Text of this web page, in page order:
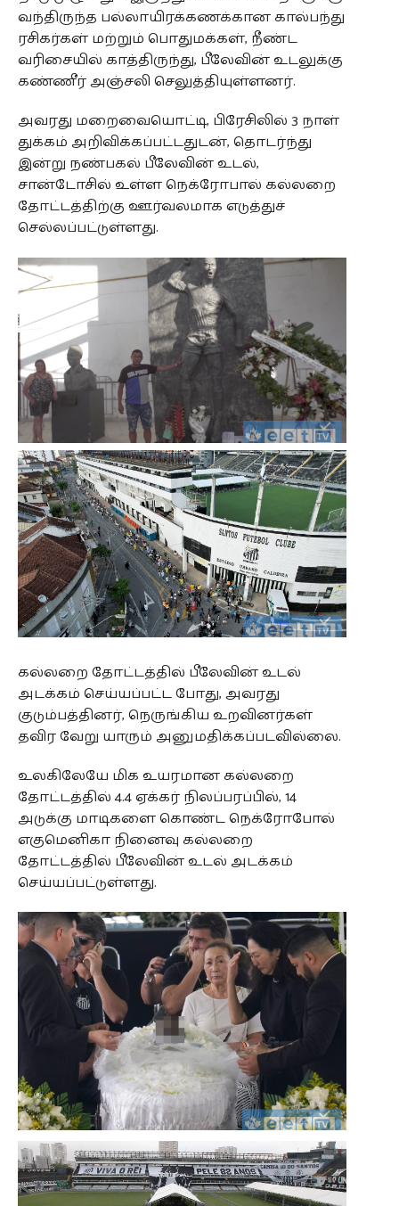
வந்திருந்த பல்லாயிரக்கணக்கான கால்பந்து
ரசிகர்கள் மற்றும் பொதுமக்கள், நீண்ட
வரிசையில் காத்திருந்து, பீலேவின் உடலுக்கு
கண்ணீர் அஞ்சலி செலுத்தியுள்ளனர்.
அவரது மறைவையொட்டி, பிரேசிலில் 3 நாள்
துக்கம் அறிவிக்கப்பட்டதுடன், தொடர்ந்து
இன்று நண்பகல் பீலேவின் உடல்,
சான்டோசில் உள்ள நெக்ரோபால் கல்லறை
தோட்டத்திற்கு ஊர்வலமாக எடுத்துச்
செல்லப்பட்டுள்ளது.
கல்லறை தோட்டத்தில் பீலேவின் உடல்
அடக்கம் செய்யப்பட்ட போது, அவரது
குடும்பத்தினர், நெருங்கிய உறவினர்கள்
தவிர வேறு யாரும் அனுமதிக்கப்படவில்லை.
உலகிலேயே மிக உயரமான கல்லறை
தோட்டத்தில் 4.4 ஏக்கர் நிலப்பரப்பில், 14
அடுக்கு மாடிகளை கொண்ட நெக்ரோபோல்
எகுமெனிகா நினைவு கல்லறை
தோட்டத்தில் பீலேவின் உடல் அடக்கம்
செய்யப்பட்டுள்ளது.